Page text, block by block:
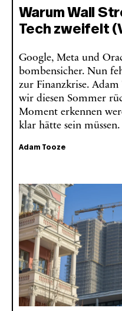
Warum Wall
Tech zweifelt
Google, Meta und
bombensicher. Nun
zur Finanzkrise.
wir diesen Sommer
Moment erkennen
klar hätte sein müssen.
Adam Tooze